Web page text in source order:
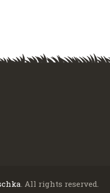
. All rights reserved.